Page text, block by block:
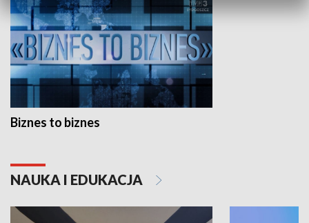
Biznes to biznes
NAUKA I EDUKACJA